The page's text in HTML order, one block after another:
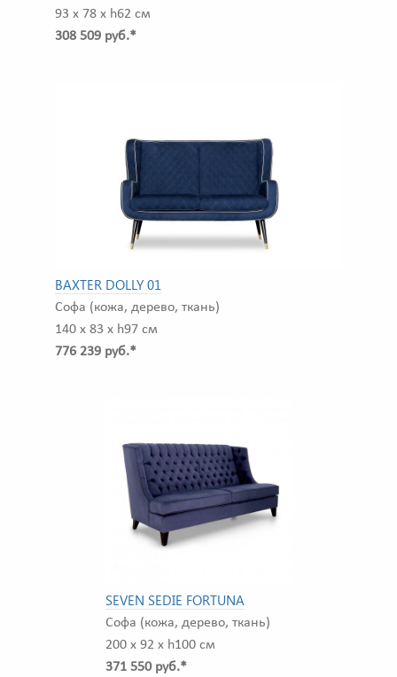
93 x 78 x h62 см
308 509 руб.*
BAXTER DOLLY 01
Софа (кожа, дерево, ткань)
140 x 83 x h97 см
776 239 руб.*
SEVEN SEDIE FORTUNA
Софа (кожа, дерево, ткань)
200 x 92 x h100 см
371 550 руб.*